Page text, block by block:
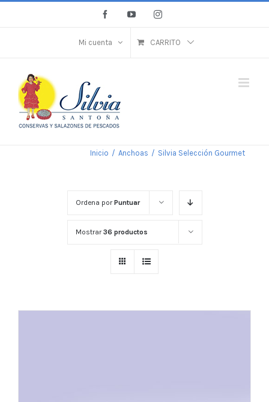
FacebookYouTubeInstagram
Mi cuenta CARRITO
Inicio / Anchoas / Silvia Selección Gourmet
Ordena porPuntuar
Mostrar36 productos